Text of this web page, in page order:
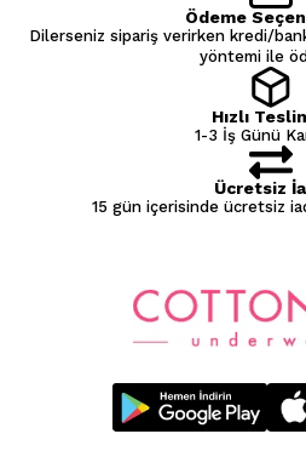
Ödeme
Dilerseniz sipariş verirken kredi/
yöntemi ile
Hızlı
1-3 İş Günü
Ücretsiz
15 gün içerisinde ücretsiz